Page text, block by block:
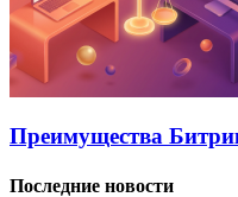
Преимущества
Последние новости